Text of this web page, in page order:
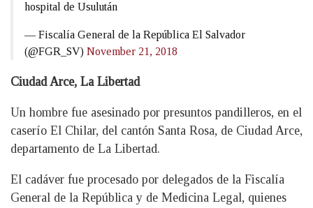
hospital de Usulután
— Fiscalía General de la República El Salvador
(@FGR_SV) November 21, 2018
Ciudad Arce, La Libertad
Un hombre fue asesinado por presuntos pandilleros, en el
caserío El Chilar, del cantón Santa Rosa, de Ciudad Arce,
departamento de La Libertad.
El cadáver fue procesado por delegados de la Fiscalía
General de la República y de Medicina Legal, quienes